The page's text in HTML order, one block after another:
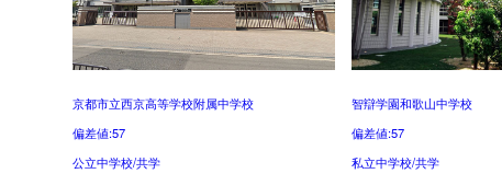
京都市立西京高等学校附属中学校
偏差値:57
公立中学校/共学
智辯学園和歌山中学校
偏差値:57
私立中学校/共学